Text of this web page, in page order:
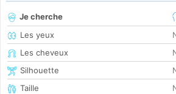
Je cherche
Les yeux
Les cheveux
Silhouette
Taille